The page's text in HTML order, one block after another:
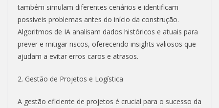
também simulam diferentes cenários e identificam
possíveis problemas antes do início da construção.
Algoritmos de IA analisam dados históricos e atuais para
prever e mitigar riscos, oferecendo insights valiosos que
ajudam a evitar erros caros e atrasos.
2. Gestão de Projetos e Logística
A gestão eficiente de projetos é crucial para o sucesso da